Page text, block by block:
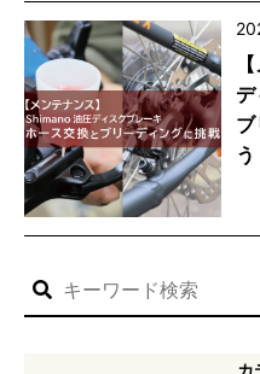
デ
う
カ